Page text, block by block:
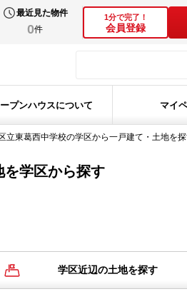
最近見た物件
0件
1分で完了！
会員登録
プンハウスについて マイ
立東葛西中学校の学区から一戸建て・土地を
学区から探す
学区近辺の土地を探す